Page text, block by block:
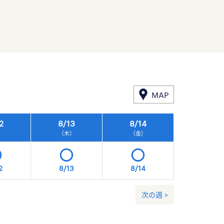
MAP
8/13
（木）
8/14
（金）
8/13 8/14
次の週 >